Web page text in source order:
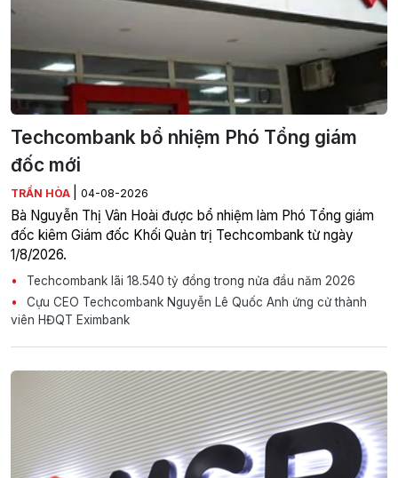
Techcombank bổ nhiệm Phó Tổng giám
đốc mới
TRẦN HÒA 04-08-2026
Bà Nguyễn Thị Vân Hoài được bổ nhiệm làm Phó Tổng giám
đốc kiêm Giám đốc Khối Quản trị Techcombank từ ngày
1/8/2026.
Techcombank lãi 18.540 tỷ đồng trong nửa đầu năm 2026
Cựu CEO Techcombank Nguyễn Lê Quốc Anh ứng cử thành
viên HĐQT Eximbank